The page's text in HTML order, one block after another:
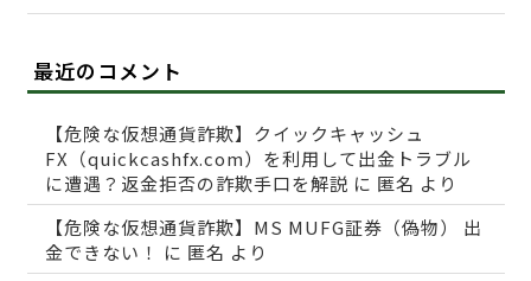
最近のコメント
【危険な仮想通貨詐欺】クイックキャッシュ
FX（quickcashfx.com）を利用して出金トラブル
に遭遇？返金拒否の詐欺手口を解説 に 匿名 より
【危険な仮想通貨詐欺】MS MUFG証券（偽物） 出
金できない！
に 匿名 より